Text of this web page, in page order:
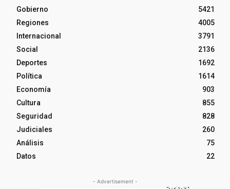
Gobierno
5421
Regiones
4005
Internacional
3791
Social
2136
Deportes
1692
Política
1614
Economía
903
Cultura
855
Seguridad
828
Judiciales
260
Análisis
75
Datos
22
- Advertisement -